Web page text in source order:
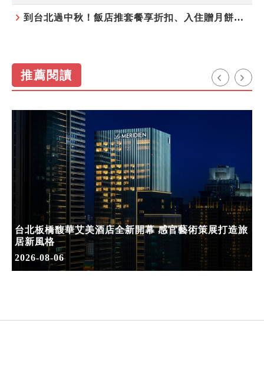
到台北過中秋！飯店推套餐享折扣、入住贈月餅禮盒
推薦閱讀
台北板橋馥華艾美酒店全新開幕 感官藝術策展打造旅
居新風格
2026-08-06